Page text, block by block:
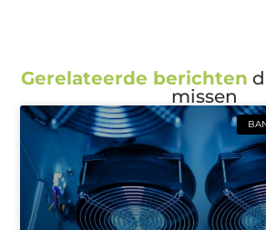
Gerelateerde berichten
missen